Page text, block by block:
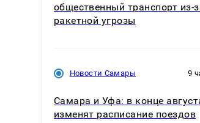
общественный транспорт из-
ракетной угрозы
Новости Самары 9
Самара и Уфа: в конце
изменят расписание поездов